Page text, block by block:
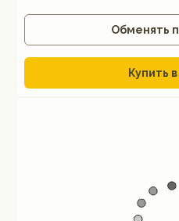
Обменять
Купить